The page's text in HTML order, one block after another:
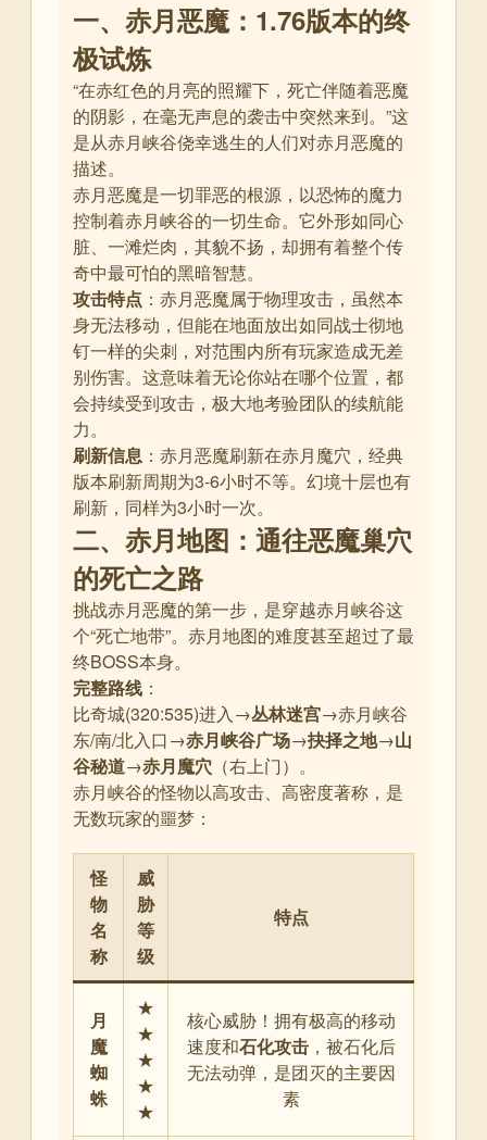
一、赤月恶魔：1.76版本的终
极试炼
“在赤红色的月亮的照耀下，死亡伴随着恶魔
的阴影，在毫无声息的袭击中突然来到。”这
是从赤月峡谷侥幸逃生的人们对赤月恶魔的
描述。
赤月恶魔是一切罪恶的根源，以恐怖的魔力
控制着赤月峡谷的一切生命。它外形如同心
脏、一滩烂肉，其貌不扬，却拥有着整个传
奇中最可怕的黑暗智慧。
攻击特点 ：赤月恶魔属于物理攻击，虽然本
身无法移动，但能在地面放出如同战士彻地
钉一样的尖刺，对范围内所有玩家造成无差
别伤害。这意味着无论你站在哪个位置，都
会持续受到攻击，极大地考验团队的续航能
力。
刷新信息 ：赤月恶魔刷新在赤月魔穴，经典
版本刷新周期为3-6小时不等。幻境十层也有
刷新，同样为3小时一次。
二、赤月地图：通往恶魔巢穴
的死亡之路
挑战赤月恶魔的第一步，是穿越赤月峡谷这
个“死亡地带”。赤月地图的难度甚至超过了最
终BOSS本身。
完整路线 ：
比奇城(320:535)进入→丛林迷宫→赤月峡谷
东/南/北入口→赤月峡谷广场→抉择之地→山
谷秘道→赤月魔穴 （右上门） 。
赤月峡谷的怪物以高攻击、高密度著称，是
无数玩家的噩梦：
怪
物
名
称
威
胁
等
级
特点
月
魔
蜘
蛛
★
★
★
★
★
核心威胁！拥有极高的移动
速度和石化攻击，被石化后
无法动弹，是团灭的主要因
素